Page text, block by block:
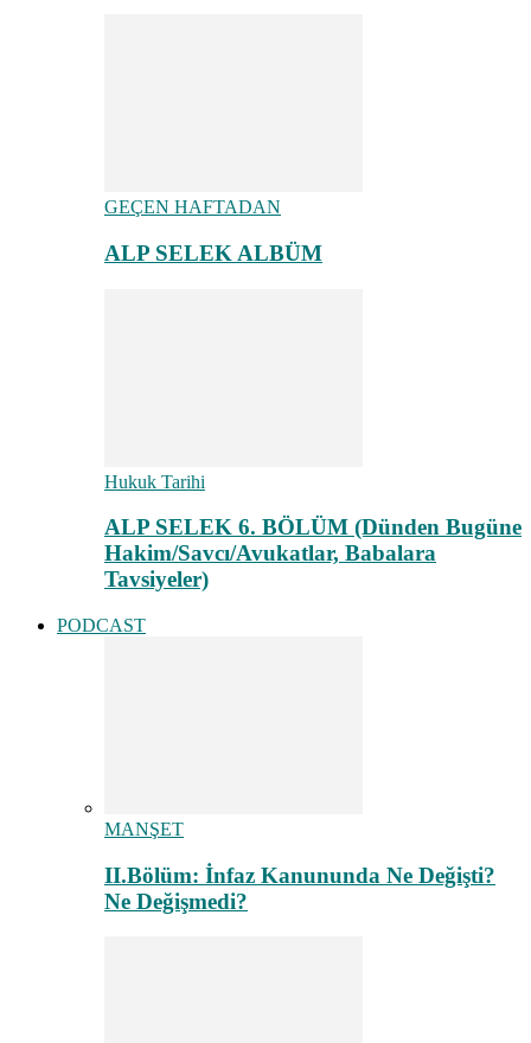
GEÇEN HAFTADAN
ALP SELEK ALBÜM
Hukuk Tarihi
ALP SELEK 6. BÖLÜM (Dünden Bugüne
Hakim/Savcı/Avukatlar, Babalara
Tavsiyeler)
PODCAST
MANŞET
II.Bölüm: İnfaz Kanununda Ne Değişti?
Ne Değişmedi?